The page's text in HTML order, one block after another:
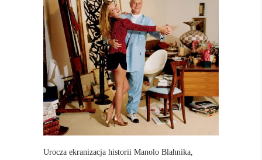
Urocza ekranizacja historii Manolo Blahnika,